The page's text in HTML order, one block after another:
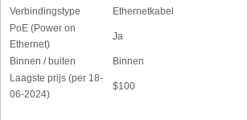
Verbindingstype
Ethernetkabel
PoE (Power on
Ethernet)
Ja
Binnen / buiten
Binnen
Laagste prijs (per 18-
06-2024)
$100